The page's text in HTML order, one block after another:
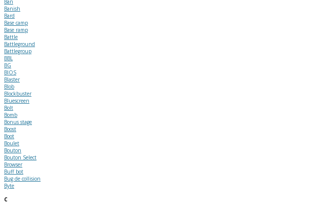
Banish
Bard
Base camp
Base ramp
Battle
Battleground
Battlegroup
BBL
BG
BIOS
Blaster
Blob
Blockbuster
Bluescreen
Bolt
Bomb
Bonus stage
Boost
Boot
Boulet
Bouton
Bouton Select
Browser
Buff bot
Bug de collision
Byte
C